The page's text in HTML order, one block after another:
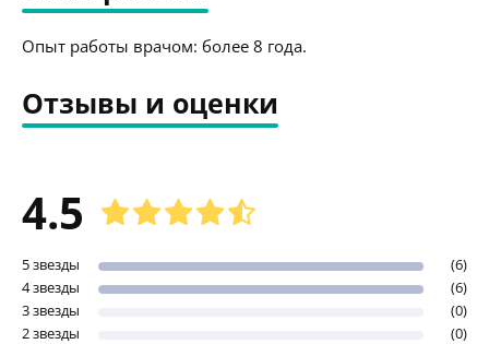
Опыт работы врачом: более 8 года.
Отзывы и оценки
4.5
5 звезды
(6)
4 звезды
(6)
3 звезды
(0)
2 звезды
(0)